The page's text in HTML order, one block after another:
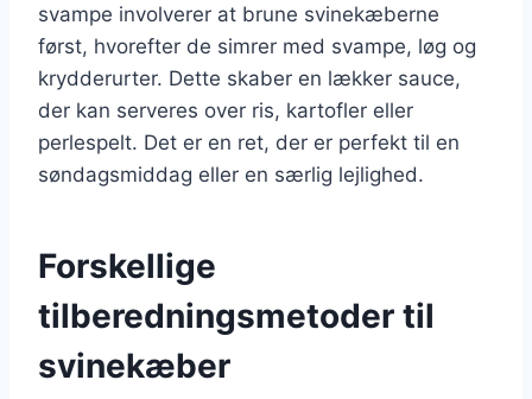
svampe involverer at brune svinekæberne
først, hvorefter de simrer med svampe, løg og
krydderurter. Dette skaber en lækker sauce,
der kan serveres over ris, kartofler eller
perlespelt. Det er en ret, der er perfekt til en
søndagsmiddag eller en særlig lejlighed.
Forskellige
tilberedningsmetoder til
svinekæber